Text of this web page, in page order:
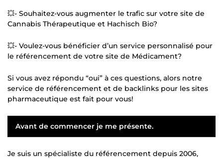
💥- Souhaitez-vous augmenter le trafic sur votre site de
Cannabis Thérapeutique et Hachisch Bio?
💥- Voulez-vous bénéficier d’un service personnalisé pour
le référencement de votre site de Médicament?
Si vous avez répondu “oui” à ces questions, alors notre
service de référencement et de backlinks pour les sites
pharmaceutique est fait pour vous!
Avant de commencer je me présente.
Je suis un spécialiste du référencement depuis 2006,